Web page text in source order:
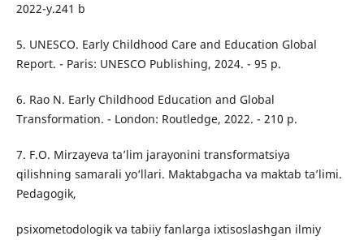
2022-y.241 b
5. UNESCO. Early Childhood Care and Education Global
Report. - Paris: UNESCO Publishing, 2024. - 95 p.
6. Rao N. Early Childhood Education and Global
Transformation. - London: Routledge, 2022. - 210 p.
7. F.O. Mirzayeva ta’lim jarayonini transformatsiya
qilishning samarali yo‘llari. Maktabgacha va maktab ta’limi.
Pedagogik,
psixometodologik va tabiiy fanlarga ixtisoslashgan ilmiy